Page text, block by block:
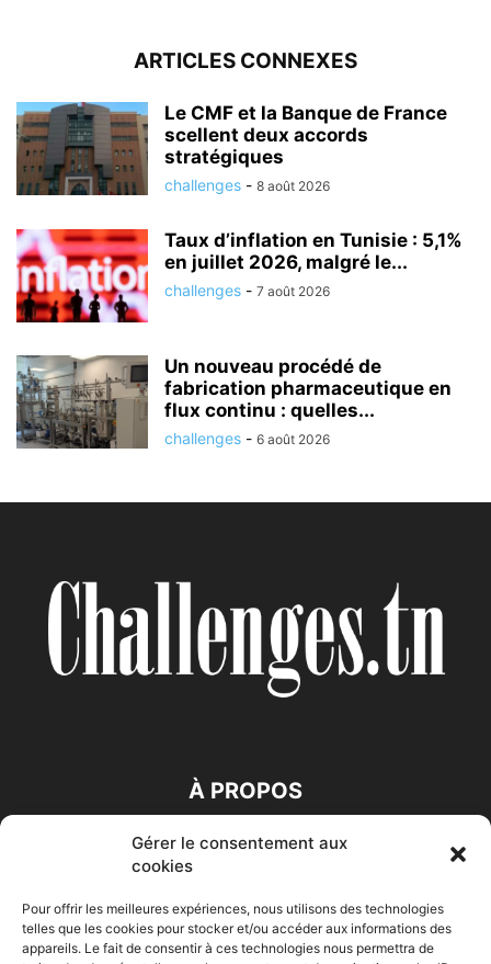
Gérer le consentement aux
cookies
Pour offrir les meilleures expériences, nous utilisons des technologies
telles que les cookies pour stocker et/ou accéder aux informations des
appareils. Le fait de consentir à ces technologies nous permettra de
ARTICLES CONNEXES
Le CMF et la Banque de France
scellent deux accords
stratégiques
challenges - 8 août 2026
Taux d’inflation en Tunisie : 5,1%
en juillet 2026, malgré le...
challenges - 7 août 2026
Un nouveau procédé de
fabrication pharmaceutique en
flux continu : quelles...
challenges - 6 août 2026
À PROPOS
SUIVEZ NOUS